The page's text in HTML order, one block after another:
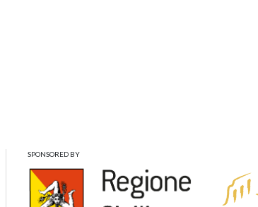
SPONSORED BY